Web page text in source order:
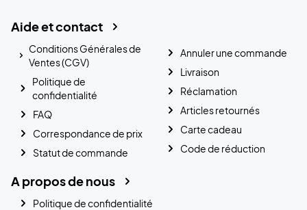
Aide et contact
Conditions Générales de
Ventes (CGV)
Politique de
confidentialité
FAQ
Correspondance de prix
Statut de commande
Annuler une commande
Livraison
Réclamation
Articles retournés
Carte cadeau
Code de réduction
A propos de nous
Politique de confidentialité